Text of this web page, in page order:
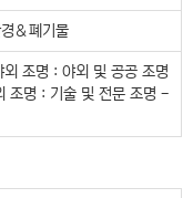
＆폐기물
조명 : 야외 및 공공 조명
조명 : 기술 및 전문 조명 -